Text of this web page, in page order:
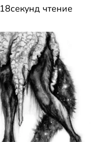
18секунд чтение